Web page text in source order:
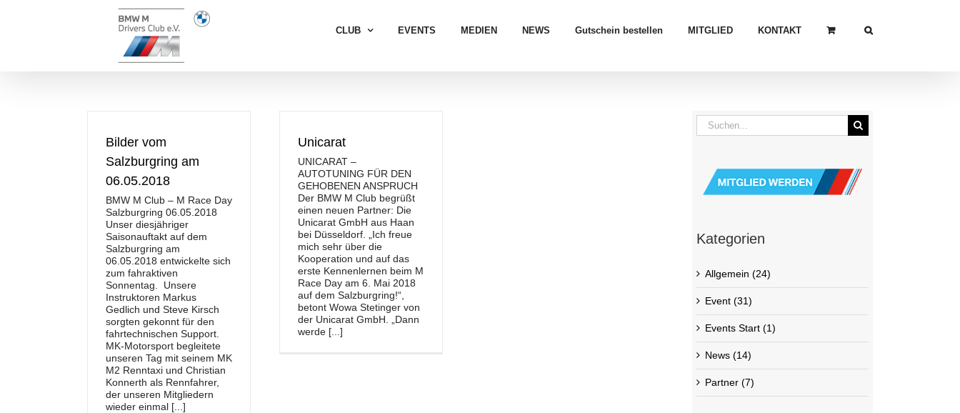
CLUB EVENTS MEDIEN NEWS Gutschein bestellen MITGLIED KONTAKT
Bilder vom
Salzburgring am
06.05.2018
BMW M Club – M Race Day
Salzburgring 06.05.2018
Unser diesjähriger
Saisonauftakt auf dem
Salzburgring am
06.05.2018 entwickelte sich
zum fahraktiven
Sonnentag. Unsere
Instruktoren Markus
Gedlich und Steve Kirsch
sorgten gekonnt für den
fahrtechnischen Support.
MK-Motorsport begleitete
unseren Tag mit seinem MK
M2 Renntaxi und Christian
Konnerth als Rennfahrer,
der unseren Mitgliedern
wieder einmal [...]
Unicarat
UNICARAT –
AUTOTUNING FÜR DEN
GEHOBENEN ANSPRUCH
Der BMW M Club begrüßt
einen neuen Partner: Die
Unicarat GmbH aus Haan
bei Düsseldorf. „Ich freue
mich sehr über die
Kooperation und auf das
erste Kennenlernen beim M
Race Day am 6. Mai 2018
auf dem Salzburgring!“,
betont Wowa Stetinger von
der Unicarat GmbH. „Dann
werde [...]
Suche
nach:
Kategorien
Allgemein (24)
Event (31)
Events Start (1)
News (14)
Partner (7)